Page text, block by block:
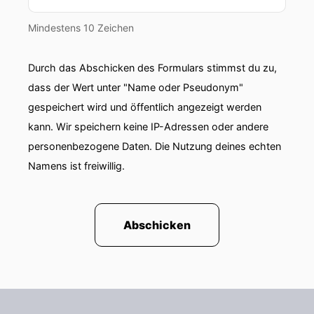
00:00:58: wenn du jetzt auf einen Fehler den wir
hinweisen müsstest welcher wäre das?
00:01:05: Wachstum wird definitiv unterschätzt.
00:01:09: Struktur ist das was von Anfang an
aufgebaut werden muss so dass man einfach
sich im Nachgang viele Kosten und viel Mühe
00:01:18: Vielen Dank!
00:01:19: Dann jetzt zum Thema dieser Folge
Mindestens 10 Zeichen
Durch das Abschicken des Formulars stimmst du zu,
dass der Wert unter "Name oder Pseudonym"
gespeichert wird und öffentlich angezeigt werden
kann. Wir speichern keine IP-Adressen oder andere
personenbezogene Daten. Die Nutzung deines echten
Namens ist freiwillig.
Abschicken